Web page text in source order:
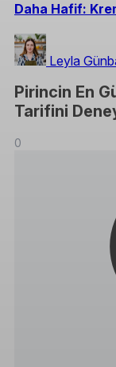
Daha Hafif:
Leyla
Pirincin En
Tarifini
0